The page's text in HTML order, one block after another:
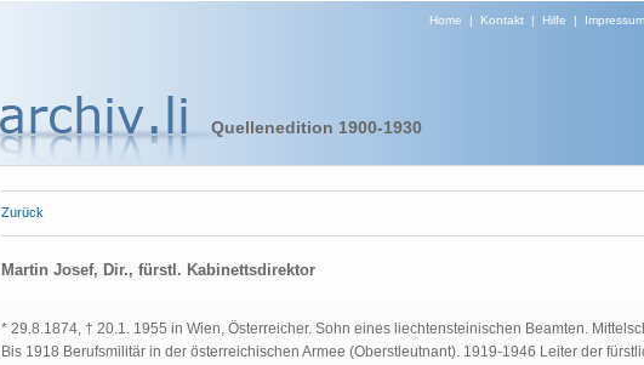
Home | Kontakt| Hilfe | Impressum
Quellenedition 1900-1930
Zurück
Martin Josef, Dir., fürstl. Kabinettsdirektor
* 29.8.1874, † 20.1. 1955 in Wien, Österreicher. Sohn eines liechtensteinischen Beamten.
Bis 1918 Berufsmilitär in der österreichischen Armee (Oberstleutnant). 1919-1946 Leiter der